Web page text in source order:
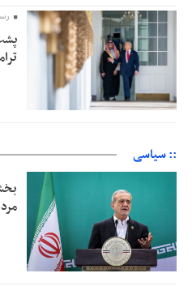
:: سیاسی